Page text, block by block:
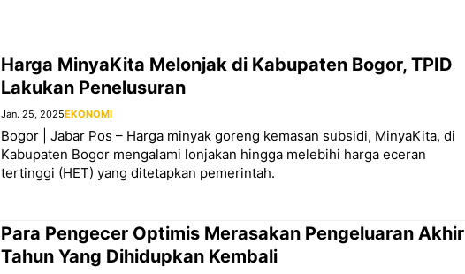
Harga MinyaKita Melonjak di Kabupaten Bogor, TPID
Lakukan Penelusuran
Jan. 25, 2025EKONOMI
Bogor | Jabar Pos – Harga minyak goreng kemasan subsidi, MinyaKita, di
Kabupaten Bogor mengalami lonjakan hingga melebihi harga eceran
tertinggi (HET) yang ditetapkan pemerintah.
Para Pengecer Optimis Merasakan Pengeluaran Akhir
Tahun Yang Dihidupkan Kembali